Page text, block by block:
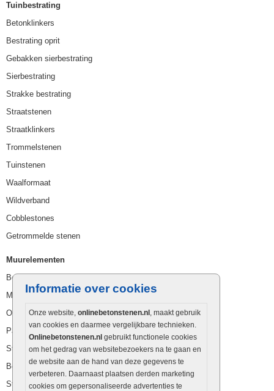
Informatie over cookies
Onze website, onlinebetonstenen.nl , maakt gebruik
van cookies en daarmee vergelijkbare technieken.
Onlinebetonstenen.nl gebruikt functionele cookies
om het gedrag van websitebezoekers na te gaan en
de website aan de hand van deze gegevens te
verbeteren. Daarnaast plaatsen derden marketing
cookies om gepersonaliseerde advertenties te
Tuinbestrating
Betonklinkers
Bestrating oprit
Gebakken sierbestrating
Sierbestrating
Strakke bestrating
Straatstenen
Straatklinkers
Trommelstenen
Tuinstenen
Waalformaat
Wildverband
Cobblestones
Getrommelde stenen
Muurelementen
Betonbielzen
Muurstenen
Opsluitbanden
Palissaden
Stapelblokken
Betonblokken
Stapelstenen